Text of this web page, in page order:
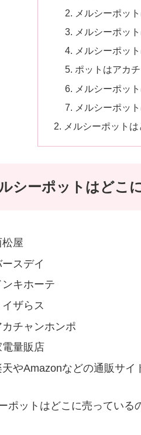
メルシーポッ
メルシーポッ
メルシーポッ
ポットはアカ
メルシーポッ
メルシーポッ
メルシーポット
シーポットはどこ
松屋
スデイ
ンキホーテ
イザらス
カチャンホンポ
電量販店
天やAmazonなどの通販サイ
ポットはどこに売っている